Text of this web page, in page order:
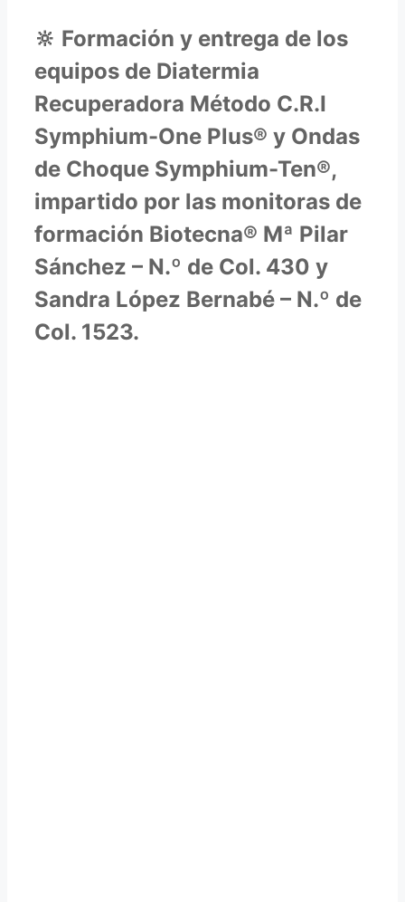
🔆 Formación y entrega de los
equipos de Diatermia
Recuperadora Método C.R.I
Symphium-One Plus® y Ondas
de Choque Symphium-Ten®,
impartido por las monitoras de
formación Biotecna® Mª Pilar
Sánchez – N.º de Col. 430 y
Sandra López Bernabé – N.º de
Col. 1523.